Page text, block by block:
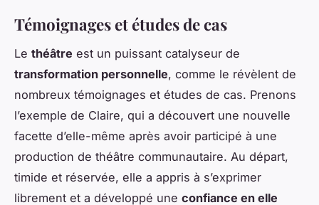
Témoignages et études de cas
Le théâtre est un puissant catalyseur de
transformation personnelle, comme le révèlent de
nombreux témoignages et études de cas. Prenons
l’exemple de Claire, qui a découvert une nouvelle
facette d’elle-même après avoir participé à une
production de théâtre communautaire. Au départ,
timide et réservée, elle a appris à s’exprimer
librement et a développé une confiance en elle